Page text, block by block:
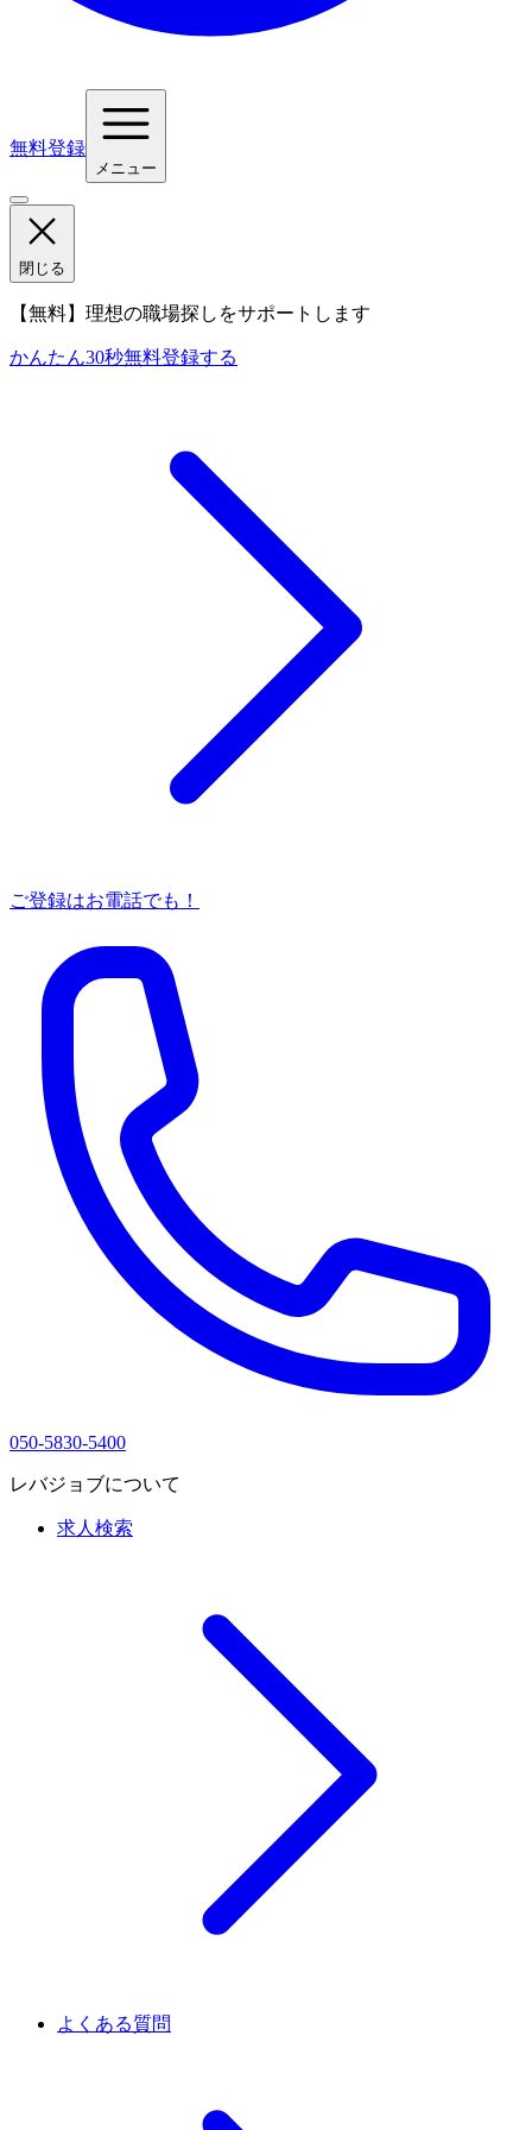
無料登録
メニュー
閉じる
【無料】理想の職場探しをサポートします
かんたん30秒無料登録する
ご登録はお電話でも！
050-5830-5400
レバジョブについて
求人検索
よくある質問